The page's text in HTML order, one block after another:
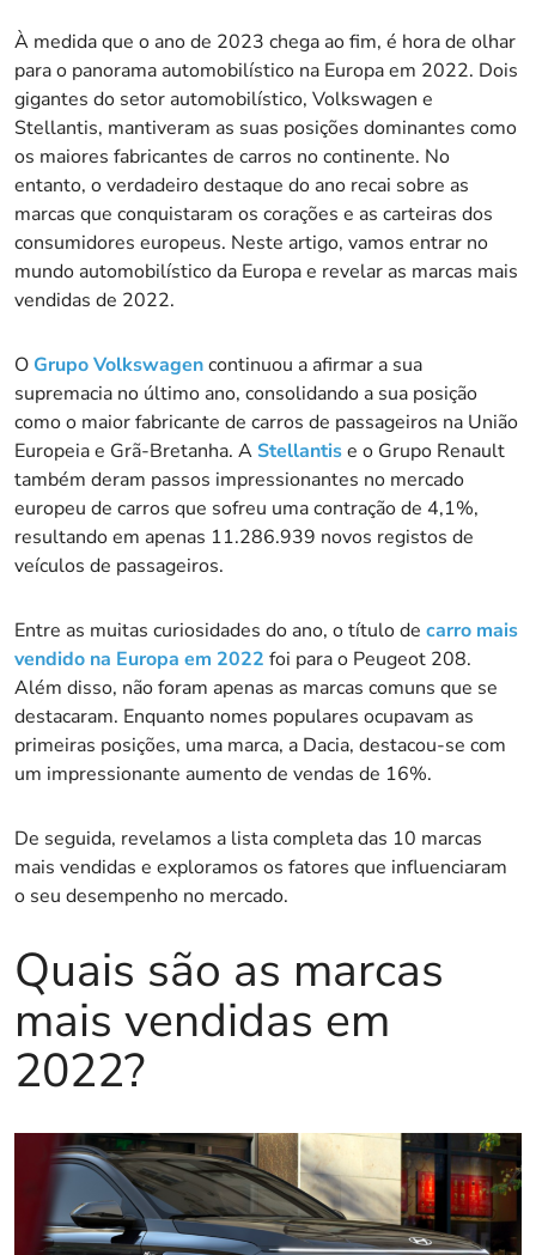
À medida que o ano de 2023 chega ao fim, é hora de olhar
para o panorama automobilístico na Europa em 2022. Dois
gigantes do setor automobilístico, Volkswagen e
Stellantis, mantiveram as suas posições dominantes como
os maiores fabricantes de carros no continente. No
entanto, o verdadeiro destaque do ano recai sobre as
marcas que conquistaram os corações e as carteiras dos
consumidores europeus. Neste artigo, vamos entrar no
mundo automobilístico da Europa e revelar as marcas mais
vendidas de 2022.
O Grupo Volkswagencontinuou a afirmar a sua
supremacia no último ano, consolidando a sua posição
como o maior fabricante de carros de passageiros na União
Europeia e Grã-Bretanha. A Stellantise o Grupo Renault
também deram passos impressionantes no mercado
europeu de carros que sofreu uma contração de 4,1%,
resultando em apenas 11.286.939 novos registos de
veículos de passageiros.
Entre as muitas curiosidades do ano, o título de carro mais
vendido na Europa em 2022 foi para o Peugeot 208.
Além disso, não foram apenas as marcas comuns que se
destacaram. Enquanto nomes populares ocupavam as
primeiras posições, uma marca, a Dacia, destacou-se com
um impressionante aumento de vendas de 16%.
De seguida, revelamos a lista completa das 10 marcas
mais vendidas e exploramos os fatores que influenciaram
o seu desempenho no mercado.
Quais são as marcas
mais vendidas em
2022?